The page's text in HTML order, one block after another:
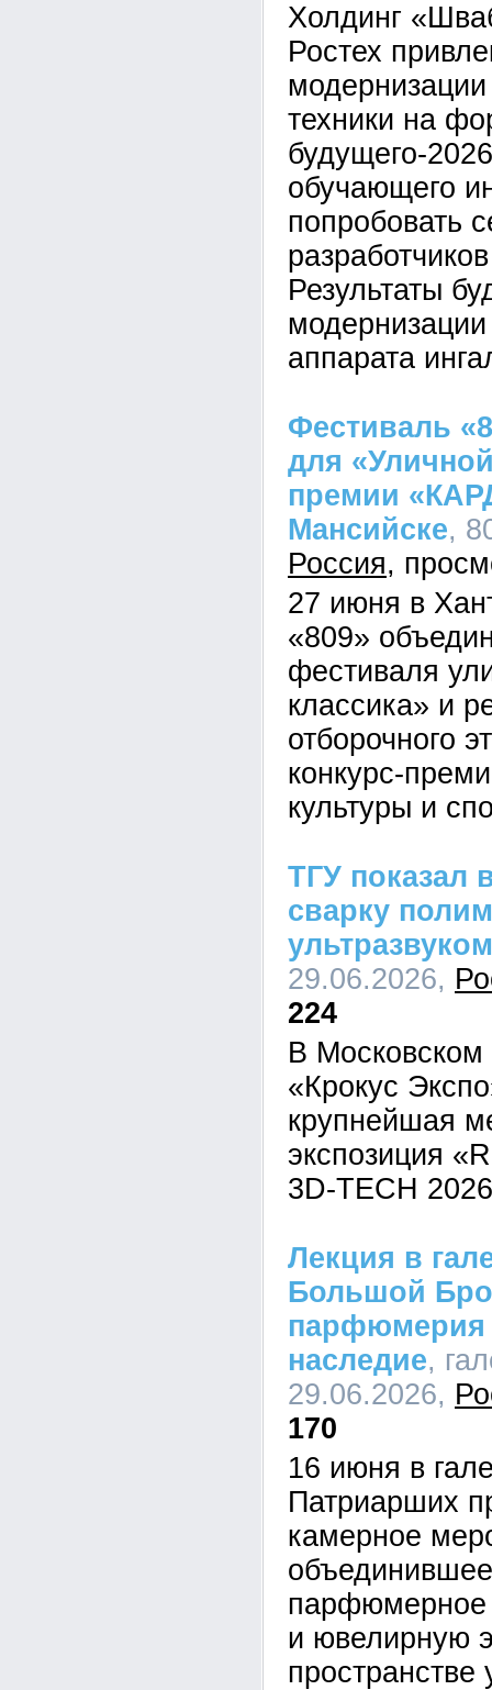
Холдинг
Ростех
техники на
будущего-
обучающего
попробовать
Результаты
аппарата
Фестиваль
для
премии
Мансийске,
Россия
27 июня в
«809»
фестиваля
классика» и
отборочного
конкурс-
культуры и
ТГУ показал
сварку
ультразвуком
29.06.2026,
224
В Московском
«Крокус
крупнейшая
экспозиция
3D-TECH
Лекция в
Большой
парфюмерия
наследие,
29.06.2026,
170
16 июня в
Патриарших
камерное
парфюмерное
и ювелирную